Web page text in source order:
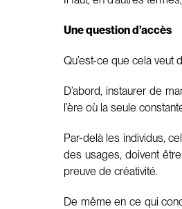
Une question d’accès
Qu’est-ce que cela veut
D’abord, instaurer de
l’ère où la seule
Par-delà les individus,
des usages, doivent
preuve de créativité.
De même en ce qui